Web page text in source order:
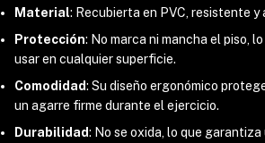
Material: Recubierta en PVC, resistente
Protección: No marca ni mancha el piso,
usar en cualquier superficie.
Comodidad: Su diseño ergonómico
un agarre firme durante el ejercicio.
Durabilidad: No se oxida, lo que